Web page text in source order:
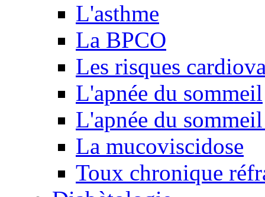
L'asthme
La BPCO
Les risques
L'apnée du sommeil
L'apnée du
La mucoviscidose
Toux chronique